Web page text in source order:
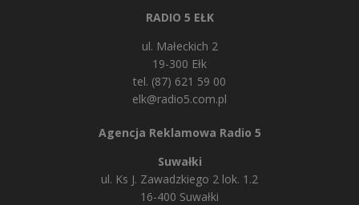
RADIO 5 EŁK
ul. Małeckich 2
19-300 Ełk
tel. (87) 621 59 00
elk@radio5.com.pl
Agencja Reklamowa Radio 5
Suwałki
ul. Ks J. Zawadzkiego 2 lok. 1.2
16-400 Suwałki